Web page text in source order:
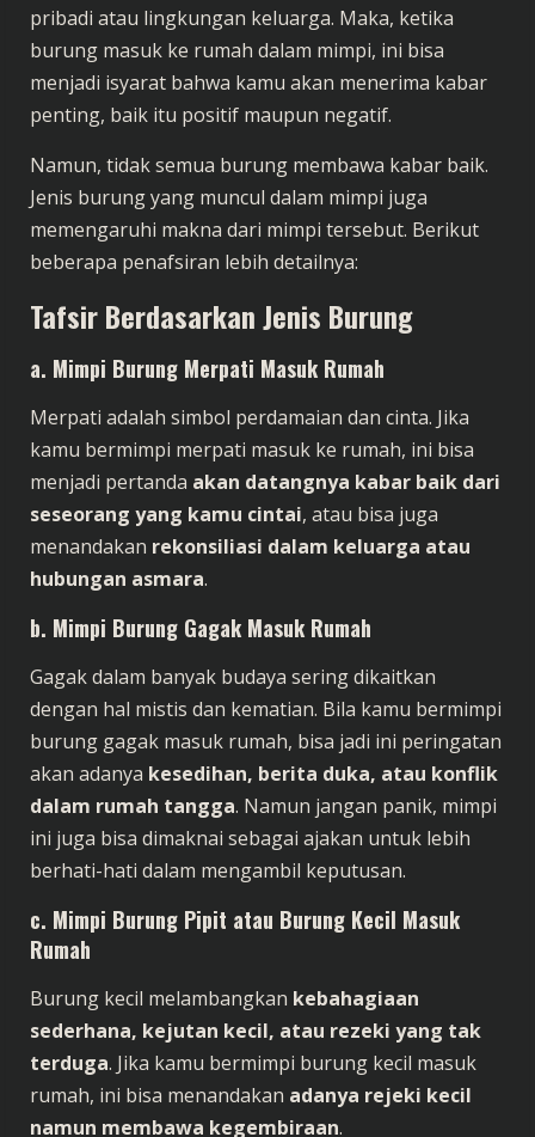
pribadi atau lingkungan keluarga. Maka, ketika
burung masuk ke rumah dalam mimpi, ini bisa
menjadi isyarat bahwa kamu akan menerima kabar
penting, baik itu positif maupun negatif.
Namun, tidak semua burung membawa kabar baik.
Jenis burung yang muncul dalam mimpi juga
memengaruhi makna dari mimpi tersebut. Berikut
beberapa penafsiran lebih detailnya:
Tafsir Berdasarkan Jenis Burung
a. Mimpi Burung Merpati Masuk Rumah
Merpati adalah simbol perdamaian dan cinta. Jika
kamu bermimpi merpati masuk ke rumah, ini bisa
menjadi pertanda akan datangnya kabar baik dari
seseorang yang kamu cintai, atau bisa juga
menandakan rekonsiliasi dalam keluarga atau
hubungan asmara.
b. Mimpi Burung Gagak Masuk Rumah
Gagak dalam banyak budaya sering dikaitkan
dengan hal mistis dan kematian. Bila kamu bermimpi
burung gagak masuk rumah, bisa jadi ini peringatan
akan adanya kesedihan, berita duka, atau konflik
dalam rumah tangga. Namun jangan panik, mimpi
ini juga bisa dimaknai sebagai ajakan untuk lebih
berhati-hati dalam mengambil keputusan.
c. Mimpi Burung Pipit atau Burung Kecil Masuk
Rumah
Burung kecil melambangkan kebahagiaan
sederhana, kejutan kecil, atau rezeki yang tak
terduga. Jika kamu bermimpi burung kecil masuk
rumah, ini bisa menandakan adanya rejeki kecil
namun membawa kegembiraan.